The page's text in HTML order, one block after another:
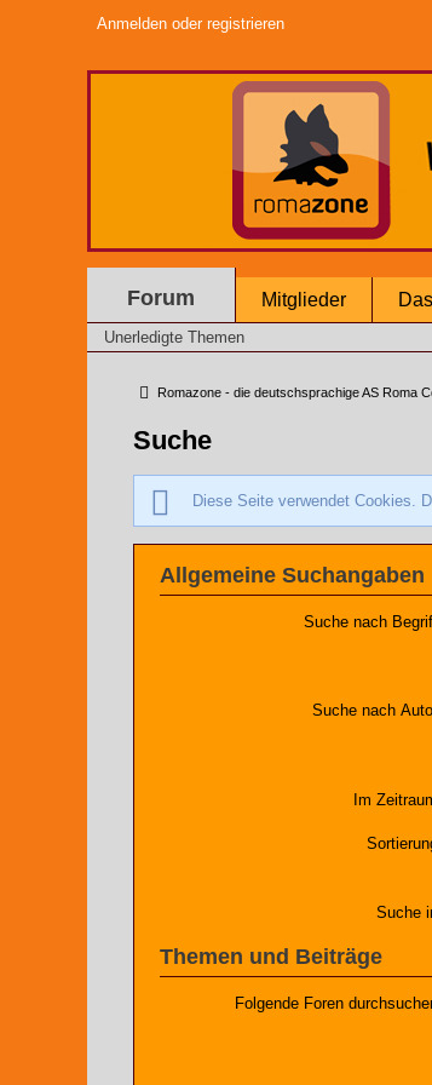
Anmelden oder registrieren
Forum Mitglieder
Unerledigte Themen
Romazone - die deutschsprachige AS Roma
Suche
Diese Seite verwendet Cookies.
Allgemeine Suchangaben
Suche nach
Suche nach
Im
Suche
Themen und Beiträge
Folgende Foren